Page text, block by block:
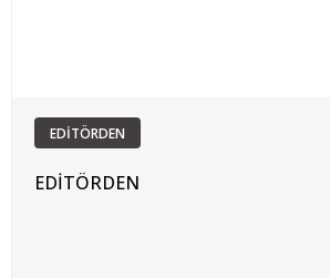
EDİTÖRDEN
EDİTÖRDEN